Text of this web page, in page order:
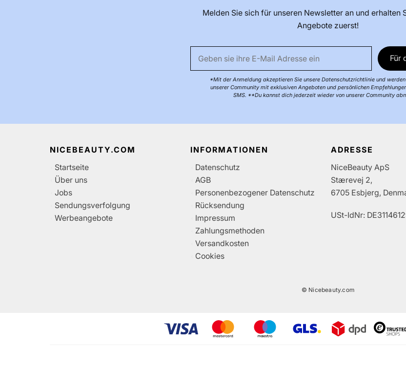
Melden Sie sich für unseren Newsletter an und erhalten
Angebote zuerst!
Für
*Mit der Anmeldung akzeptieren Sie unsere Datenschutzrichtlinie und
unserer Community mit exklusiven Angeboten und persönlichen
SMS. **Du kannst dich jederzeit wieder von unserer Community
NICEBEAUTY.COM
Startseite
Über uns
Jobs
Sendungsverfolgung
Werbeangebote
INFORMATIONEN
Datenschutz
AGB
Personenbezogener Datenschutz
Rücksendung
Impressum
Zahlungsmethoden
Versandkosten
Cookies
ADRESSE
NiceBeauty ApS
Stærevej 2,
6705 Esbjerg,
USt-IdNr:
© Nicebeauty.com